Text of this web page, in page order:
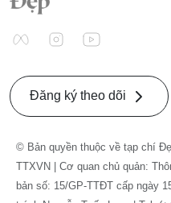
Đăng ký theo dõi
© Bản quyền thuộc về tạp chí
TTXVN | Cơ quan chủ quản:
bản số: 15/GP-TTĐT cấp ngày